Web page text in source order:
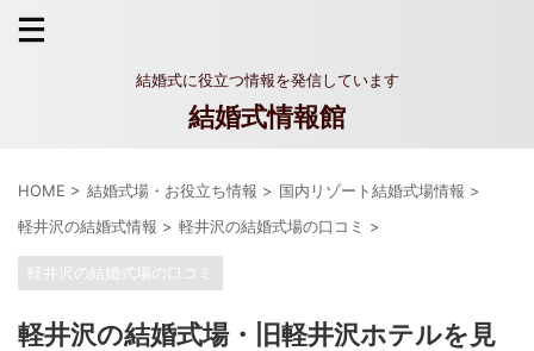
結婚式に役立つ情報を発信しています
結婚式情報館
HOME > 結婚式場・お役立ち情報 > 国内リゾート結婚式場情報 >
軽井沢の結婚式情報 > 軽井沢の結婚式場の口コミ >
軽井沢の結婚式場の口コミ
軽井沢の結婚式場・旧軽井沢ホテルを見